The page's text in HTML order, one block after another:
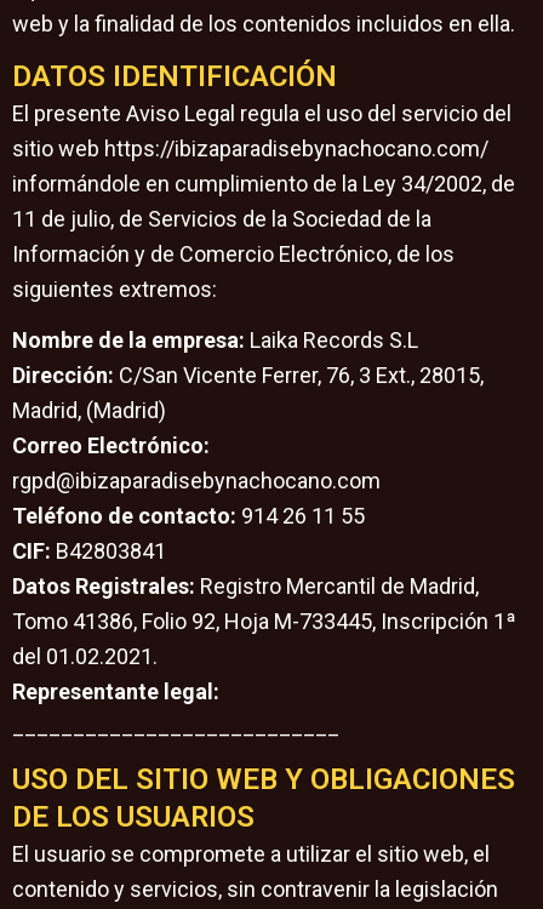
web y la finalidad de los contenidos incluidos en ella.
DATOS IDENTIFICACIÓN
El presente Aviso Legal regula el uso del servicio del
sitio web https://ibizaparadisebynachocano.com/
informándole en cumplimiento de la Ley 34/2002, de
11 de julio, de Servicios de la Sociedad de la
Información y de Comercio Electrónico, de los
siguientes extremos:
Nombre de la empresa: Laika Records S.L
Dirección: C/San Vicente Ferrer, 76, 3 Ext., 28015,
Madrid, (Madrid)
Correo Electrónico:
rgpd@ibizaparadisebynachocano.com
Teléfono de contacto: 914 26 11 55
CIF: B42803841
Datos Registrales: Registro Mercantil de Madrid,
Tomo 41386, Folio 92, Hoja M-733445, Inscripción 1ª
del 01.02.2021.
Representante legal:
USO DEL SITIO WEB Y OBLIGACIONES
DE LOS USUARIOS
El usuario se compromete a utilizar el sitio web, el
contenido y servicios, sin contravenir la legislación